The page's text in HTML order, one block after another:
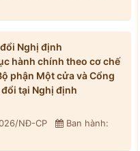
Nghị định
hành chính theo cơ chế
phận Một cửa và Cổng
tại Nghị định
NĐ-CP
Ban hành: